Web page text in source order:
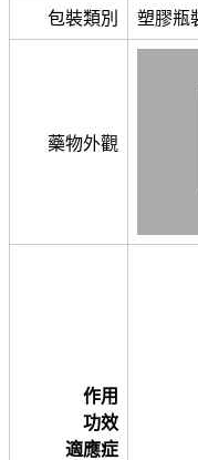
包裝類別 塑膠瓶
藥物外觀
作用
功效
適應症